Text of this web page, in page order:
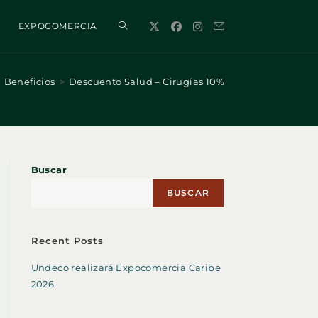
EXPOCOMERCIA ALTERNAR
BÚSQUEDA
Beneficios > Descuento Salud – Cirugías 10%
Buscar
BUSCAR
Recent Posts
Undeco realizará Expocomercia Caribe
2026